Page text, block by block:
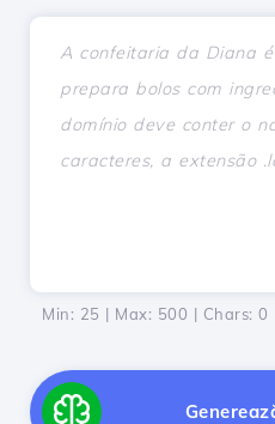
Min: 25 | Max: 500 | Chars: 0